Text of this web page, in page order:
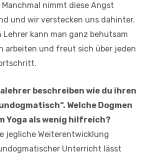
nimmt diese Angst
und wir verstecken uns dahinter.
Lehrer kann man ganz behutsam
arbeiten und freut sich über jeden
beschreiben wie du ihren
Welche Dogmen
Yoga als wenig hilfreich?
jegliche Weiterentwicklung
Unterricht lässt